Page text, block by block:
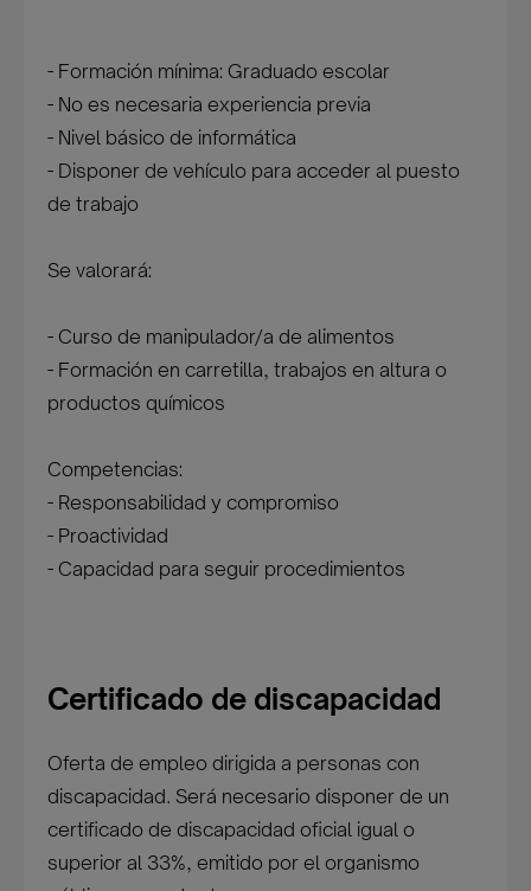
- Formación mínima: Graduado escolar
- No es necesaria experiencia previa
- Nivel básico de informática
- Disponer de vehículo para acceder al puesto
de trabajo
Se valorará:
- Curso de manipulador/a de alimentos
- Formación en carretilla, trabajos en altura o
productos químicos
Competencias:
- Responsabilidad y compromiso
- Proactividad
- Capacidad para seguir procedimientos
Certificado de discapacidad
Oferta de empleo dirigida a personas con
discapacidad. Será necesario disponer de un
certificado de discapacidad oficial igual o
superior al 33%, emitido por el organismo